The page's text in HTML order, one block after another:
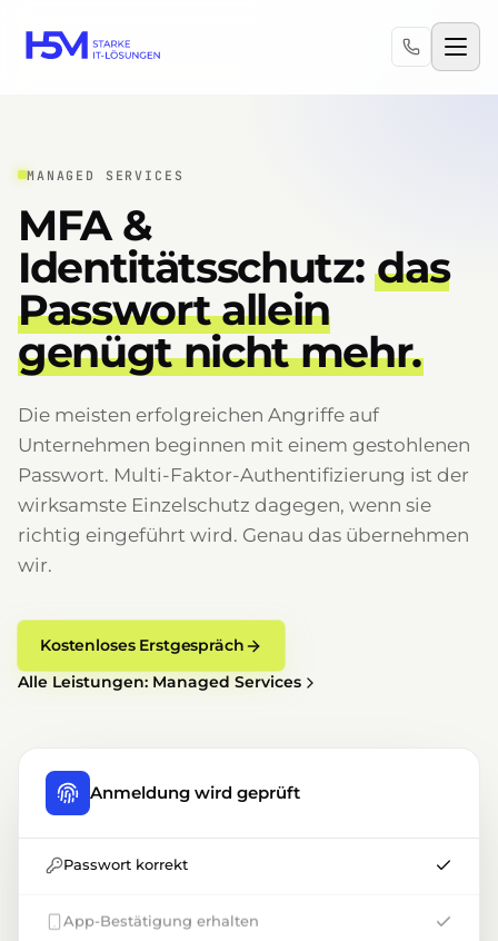
MANAGED SERVICES
MFA &
Identitätsschutz:das
Passwort allein
genügt nicht mehr.
Die meisten erfolgreichen Angriffe auf
Unternehmen beginnen mit einem gestohlenen
Passwort. Multi-Faktor-Authentifizierung ist der
wirksamste Einzelschutz dagegen, wenn sie
richtig eingeführt wird. Genau das übernehmen
wir.
Kostenloses Erstgespräch
Alle Leistungen: Managed Services
Anmeldung wird geprüft
Passwort korrekt
App-Bestätigung erhalten